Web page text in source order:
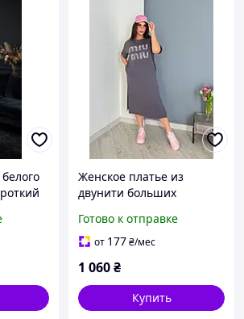
Женское платье из
двунити больших
графит, капучино,
бутылка. Размеры: 50-52;
Готово к отправке
от 177₴/мес
1 060₴
Купить